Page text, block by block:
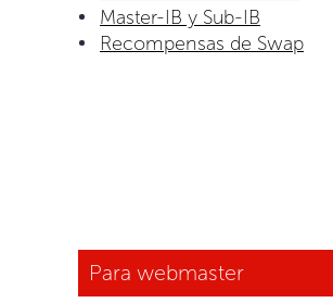
Master-IB y Sub-IB
Recompensas de Swap
Para webmaster